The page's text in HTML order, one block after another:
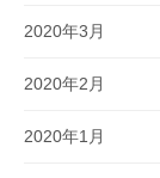
2020年3月
2020年2月
2020年1月